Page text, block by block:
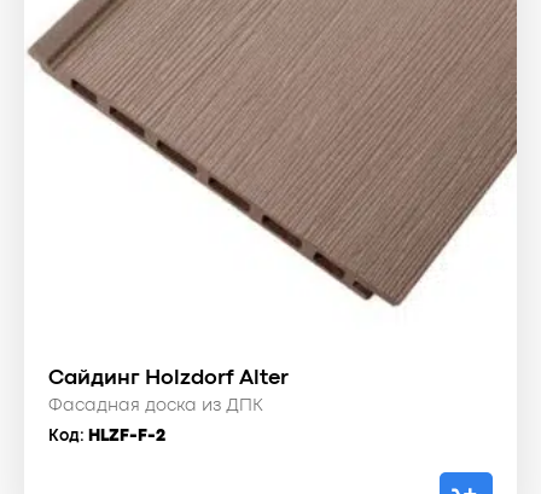
Сайдинг Holzdorf Alter
Фасадная доска из ДПК
Код: HLZF-F-2